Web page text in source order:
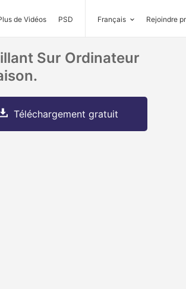
de Vidéos PSD Français Rejoindre
Sur Ordinateur
Téléchargement gratuit